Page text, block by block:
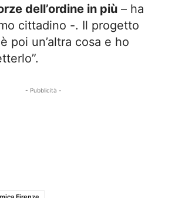
dell’ordine in più – ha
cittadino -. Il progetto
poi un’altra cosa e ho
- Pubblicità -